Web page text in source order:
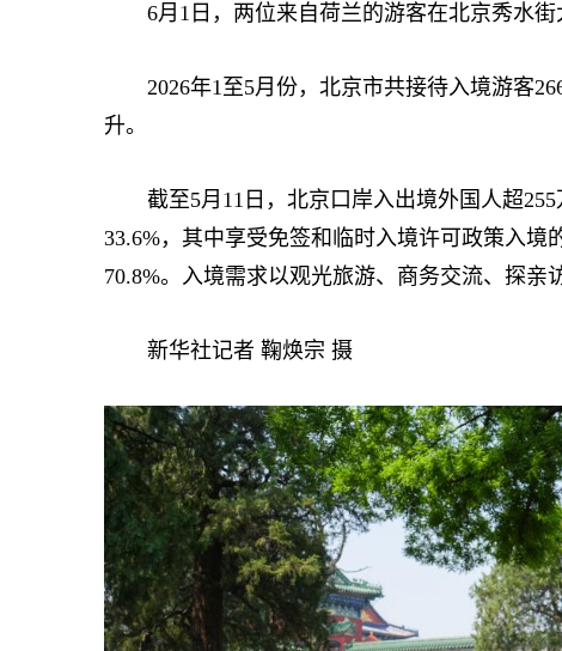
6月1日，两位来自荷兰的游客在北京秀水街
2026年1至5月份，北京市共接待入境游客
升。
截至5月11日，北京口岸入出境外国人超255
33.6%，其中享受免签和临时入境许可政策入境
70.8%。入境需求以观光旅游、商务交流、探亲
新华社记者 鞠焕宗 摄